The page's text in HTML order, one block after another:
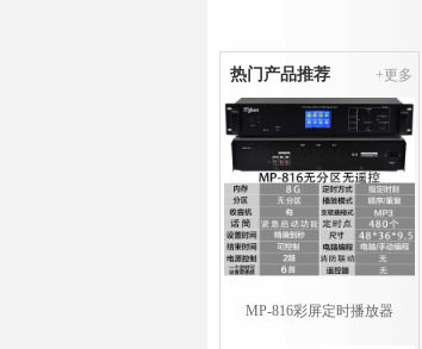
热门产品推荐 +更多
MP-816彩屏定时播放器